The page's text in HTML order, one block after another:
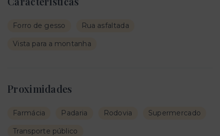
Forro de gesso Rua asfaltada
Vista para a montanha
Proximidades
Farmácia Padaria Rodovia Supermercado
Transporte público